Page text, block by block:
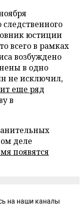
следственного
юстиции
всего в рамках
возбуждено
в одно
не исключил,
еще ряд
в
деле
появятся
на наши каналы